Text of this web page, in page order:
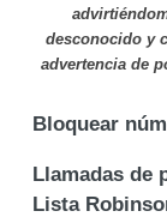
desconocido y
advertencia de
Bloquear
Llamadas de
Lista